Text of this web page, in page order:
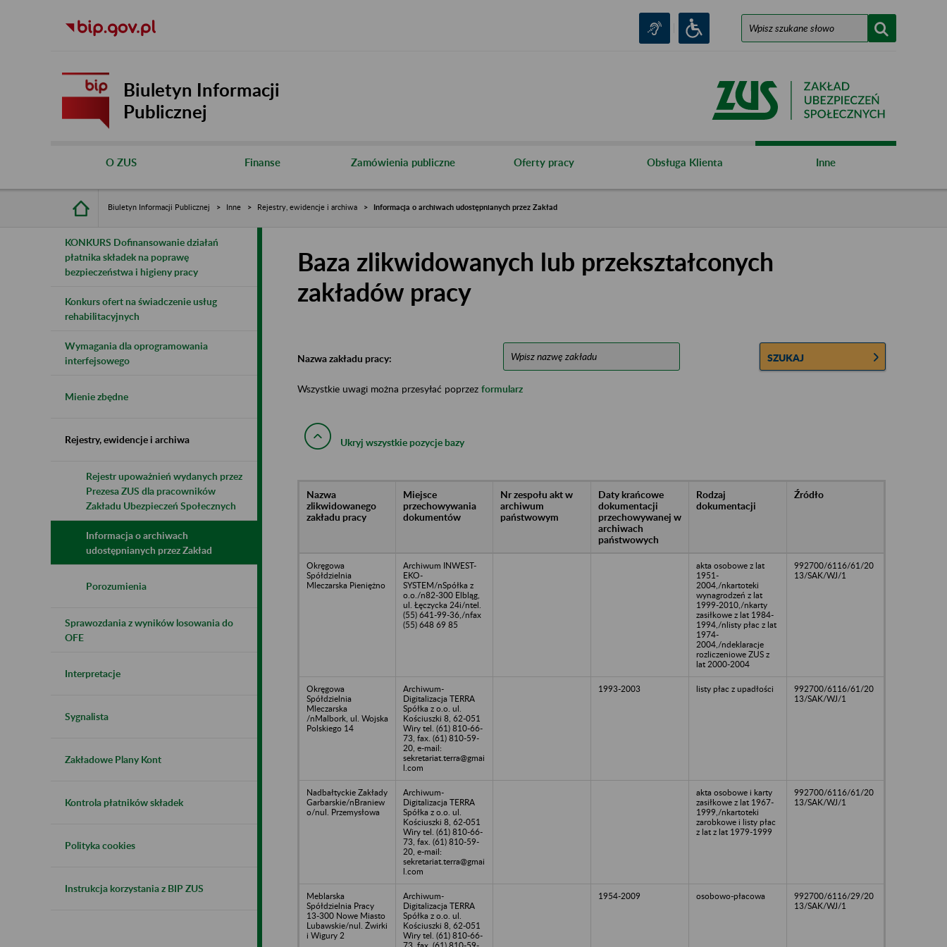
Biuletyn Informacji
Publicznej
O ZUS Finanse Zamówienia publiczne Oferty pracy Obsługa Klienta Inne
Biuletyn Informacji Publicznej Inne Rejestry, ewidencje i archiwa Informacja o archiwach udostępnianych przez Zakład
KONKURS Dofinansowanie działań
płatnika składek na poprawę
bezpieczeństwa i higieny pracy
Konkurs ofert na świadczenie usług
rehabilitacyjnych
Wymagania dla oprogramowania
interfejsowego
Mienie zbędne
Rejestry, ewidencje i archiwa
Rejestr upoważnień wydanych przez
Prezesa ZUS dla pracowników
Zakładu Ubezpieczeń Społecznych
Informacja o archiwach
udostępnianych przez Zakład
Porozumienia
Sprawozdania z wyników losowania do
OFE
Interpretacje
Sygnalista
Zakładowe Plany Kont
Kontrola płatników składek
Polityka cookies
Instrukcja korzystania z BIP ZUS
Baza zlikwidowanych lub przekształconych
zakładów pracy
Nazwa zakładu pracy: SZUKAJ
Wszystkie uwagi można przesyłać poprzez formularz
Ukryj wszystkie pozycje bazy
Nazwa
zlikwidowanego
zakładu pracy
Miejsce
przechowywania
dokumentów
Nr zespołu akt w
archiwum
państwowym
Daty krańcowe
dokumentacji
przechowywanej w
archiwach
państwowych
Rodzaj
dokumentacji
Źródło
Okręgowa
Spółdzielnia
Mleczarska Pieniężno
Archiwum INWEST-
EKO-
SYSTEM/nSpółka z
o.o./n82-300 Elbląg,
ul. Łęczycka 24i/ntel.
(55) 641-99-36,/nfax
(55) 648 69 85
akta osobowe z lat
1951-
2004,/nkartoteki
wynagrodzeń z lat
1999-2010,/nkarty
zasiłkowe z lat 1984-
1994,/nlisty płac z lat
1974-
2004,/ndeklaracje
rozliczeniowe ZUS z
lat 2000-2004
992700/6116/61/20
13/SAK/WJ/1
Okręgowa
Spółdzielnia
Mleczarska
/nMalbork, ul. Wojska
Polskiego 14
Archiwum-
Digitalizacja TERRA
Spółka z o.o. ul.
Kościuszki 8, 62-051
Wiry tel. (61) 810-66-
73, fax. (61) 810-59-
20, e-mail:
sekretariat.terra@gmai
l.com
1993-2003 listy płac z upadłości
992700/6116/61/20
13/SAK/WJ/1
Nadbałtyckie Zakłady
Garbarskie/nBraniew
o/nul. Przemysłowa
Archiwum-
Digitalizacja TERRA
Spółka z o.o. ul.
Kościuszki 8, 62-051
Wiry tel. (61) 810-66-
73, fax. (61) 810-59-
20, e-mail:
sekretariat.terra@gmai
l.com
akta osobowe i karty
zasiłkowe z lat 1967-
1999,/nkartoteki
zarobkowe i listy płac
z lat z lat 1979-1999
992700/6116/61/20
13/SAK/WJ/1
Meblarska
Spółdzielnia Pracy
13-300 Nowe Miasto
Lubawskie/nul. Żwirki
i Wigury 2
Archiwum-
Digitalizacja TERRA
Spółka z o.o. ul.
Kościuszki 8, 62-051
Wiry tel. (61) 810-66-
1954-2009 osobowo-płacowa
992700/6116/29/20
13/SAK/WJ/1